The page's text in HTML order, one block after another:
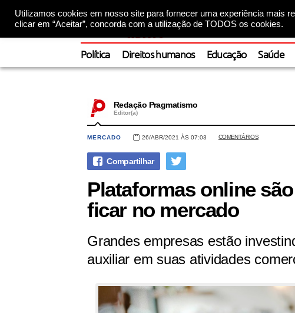
Utilizamos cookies em nosso site para fornecer uma experiência mais
clicar em “Aceitar”, concorda com a utilização de TODOS os cookies.
Política Direitos humanos Educação Saúde
Redação Pragmatismo
Editor(a)
MERCADO 26/ABR/2021 ÀS 07:03 COMENTÁRIOS
Plataformas online
ficar no mercado
Grandes empresas estão
auxiliar em suas atividades